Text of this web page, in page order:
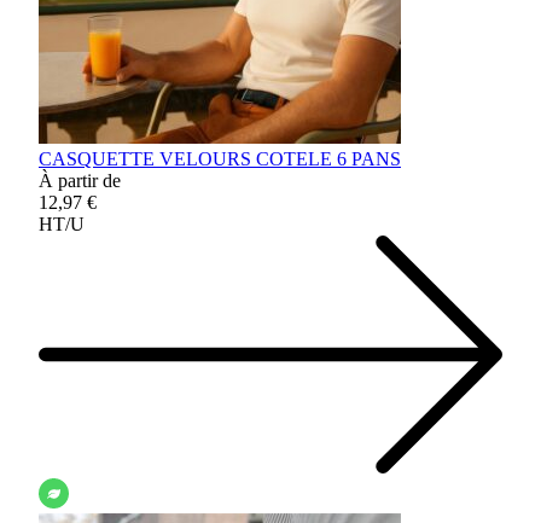
CASQUETTE VELOURS COTELE 6 PANS
À partir de
12,97 €
HT/U